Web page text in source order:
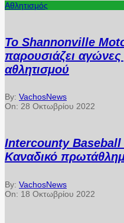
Αθλητισμός
Το Shannonville
παρουσιάζει
αθλητισμού
By: VachosNews
On: 28 Οκτωβρίου 2022
Intercounty Baseball
Καναδικό
By: VachosNews
On: 18 Οκτωβρίου 2022